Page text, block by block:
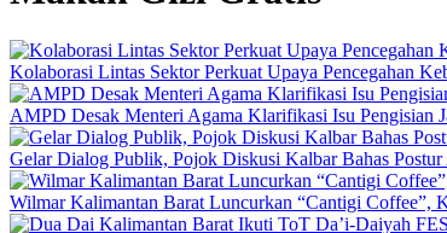
Kolaborasi Lintas Sektor Perkuat Upaya Pencegahan
AMPD Desak Menteri Agama Klarifikasi Isu Pengisian
Gelar Dialog Publik, Pojok Diskusi Kalbar Bahas
Wilmar Kalimantan Barat Luncurkan “Cantigi Coffee”,